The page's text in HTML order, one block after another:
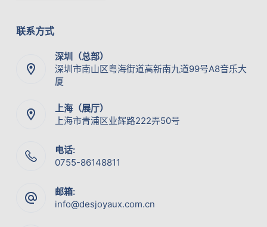
联系方式
深圳（总部）
深圳市南山区粤海街道高新南九道99号A8音乐大
厦
上海（展厅）
上海市青浦区业辉路222弄50号
电话:
0755-86148811
邮箱:
info@desjoyaux.com.cn